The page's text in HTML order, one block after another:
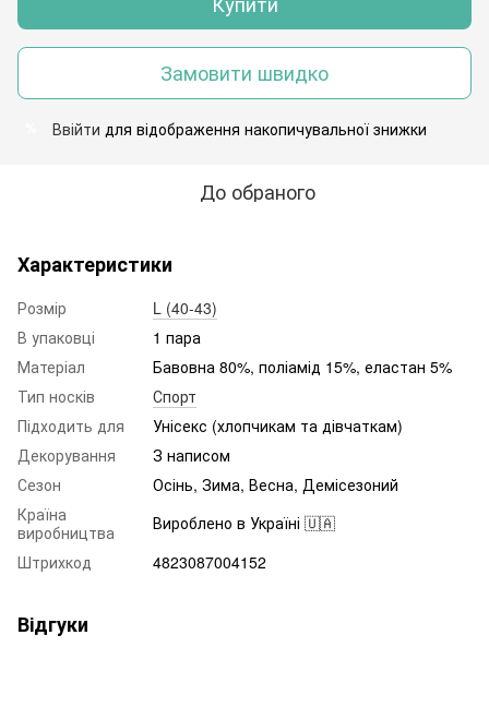
Замовити швидко
Ввійти для відображення накопичувальної знижки
До обраного
Характеристики
Розмір
L (40-43)
В упаковці
1 пара
Матеріал
Бавовна 80%, поліамід 15%, еластан 5%
Тип носків
Спорт
Підходить для
Унісекс (хлопчикам та дівчаткам)
Декорування
З написом
Сезон
Осінь, Зима, Весна, Демісезоний
Країна
виробництва
Вироблено в Україні 🇺🇦
Штрихкод
4823087004152
Відгуки